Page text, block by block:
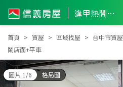
逢甲熱鬧店面+平車
首頁 買屋 區域找屋 台中市買屋
鬧店面+平車
圖片 1/6 格局圖